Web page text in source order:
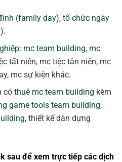
(family day),tổ chức ngày
).
: mc team building, mc
tất niên, mc tiệc tân niên, mc
mc sự kiện khác.
cóthuê mc team building kèm
game tools team building,
, thiết kế dàn dựng
sau để xem trực tiếp các dịch